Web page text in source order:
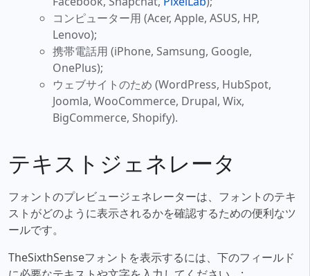
コンピューター用 (Acer, Apple, ASUS, HP,
Lenovo);
携帯電話用 (iPhone, Samsung, Google,
OnePlus);
ウェブサイトのため (WordPress, HubSpot,
Joomla, WooCommerce, Drupal, Wix,
BigCommerce, Shopify).
テキストジェネレータ
フォントのプレビュージェネレーターは、フォントのテキ
ストがどのように表示されるかを確認するための便利なツ
ールです。
TheSixthSenseフォントを表示するには、下のフィールド